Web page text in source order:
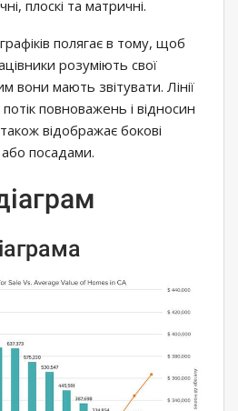
плоскі та матричні.
полягає в тому, щоб
розуміють свої
вони мають звітувати. Лінії
повноважень і відносин
відображає бокові
або посадами.